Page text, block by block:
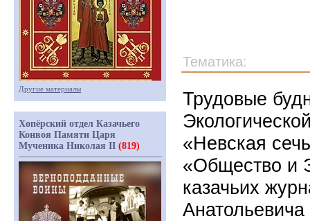
Тематика:
Трудовые
«Невская
«Общество и
казачьих
Анатольевича
Другие материалы
Хопёрский отдел Казачьего
Конвоя Памяти Царя
Мученика Николая II (819)